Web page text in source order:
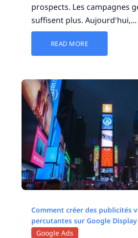
prospects. Les campagnes
suffisent plus. Aujourd'hui,...
READ MORE
Comment créer des publicités
percutantes sur Google
Google Ads